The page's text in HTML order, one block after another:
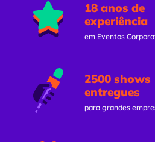
18 anos de
experiência
em Eventos
2500 shows
entregues
para grandes